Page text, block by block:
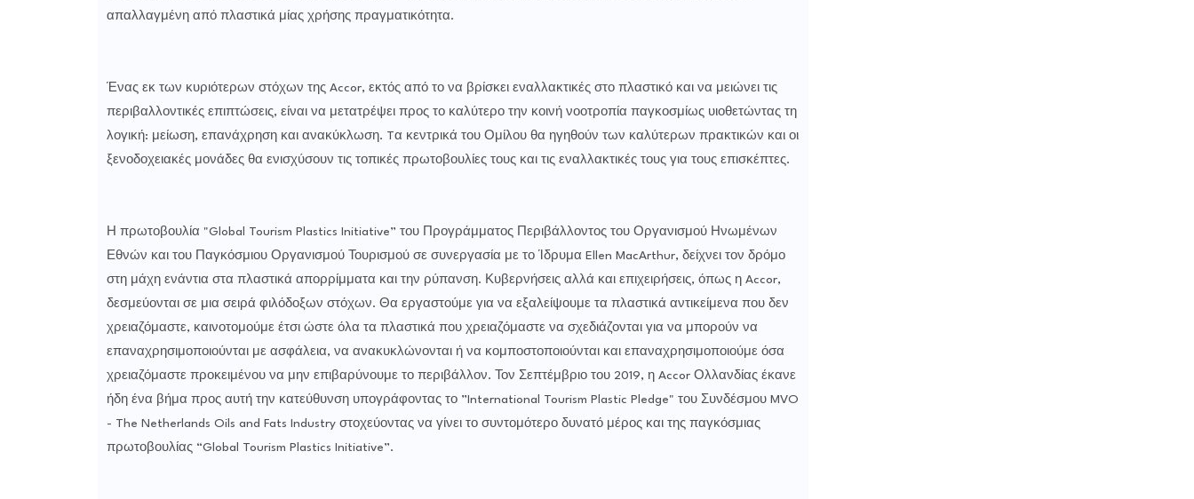
απαλλαγμένη από πλαστικά μίας χρήσης πραγματικότητα.
Ένας εκ των κυριότερων στόχων της Accor, εκτός από το να βρίσκει εναλλακτικές στο πλαστικό και να μειώνει τις
περιβαλλοντικές επιπτώσεις, είναι να μετατρέψει προς το καλύτερο την κοινή νοοτροπία παγκοσμίως υιοθετώντας τη
λογική: μείωση, επανάχρηση και ανακύκλωση. Tα κεντρικά του Ομίλου θα ηγηθούν των καλύτερων πρακτικών και οι
ξενοδοχειακές μονάδες θα ενισχύσουν τις τοπικές πρωτοβουλίες τους και τις εναλλακτικές τους για τους επισκέπτες.
Η πρωτοβουλία "Global Tourism Plastics Initiative” του Προγράμματος Περιβάλλοντος του Οργανισμού Ηνωμένων
Εθνών και του Παγκόσμιου Οργανισμού Τουρισμού σε συνεργασία με το Ίδρυμα Ellen MacArthur, δείχνει τον δρόμο
στη μάχη ενάντια στα πλαστικά απορρίμματα και την ρύπανση. Κυβερνήσεις αλλά και επιχειρήσεις, όπως η Accor,
δεσμεύονται σε μια σειρά φιλόδοξων στόχων. Θα εργαστούμε για να εξαλείψουμε τα πλαστικά αντικείμενα που δεν
χρειαζόμαστε, καινοτομούμε έτσι ώστε όλα τα πλαστικά που χρειαζόμαστε να σχεδιάζονται για να μπορούν να
επαναχρησιμοποιούνται με ασφάλεια, να ανακυκλώνονται ή να κομποστοποιούνται και επαναχρησιμοποιούμε όσα
χρειαζόμαστε προκειμένου να μην επιβαρύνουμε το περιβάλλον. Τον Σεπτέμβριο του 2019, η Accor Ολλανδίας έκανε
ήδη ένα βήμα προς αυτή την κατεύθυνση υπογράφοντας το ”International Tourism Plastic Pledge" του Συνδέσμου MVO
- The Netherlands Oils and Fats Industry στοχεύοντας να γίνει το συντομότερο δυνατό μέρος και της παγκόσμιας
πρωτοβουλίας “Global Tourism Plastics Initiative”.